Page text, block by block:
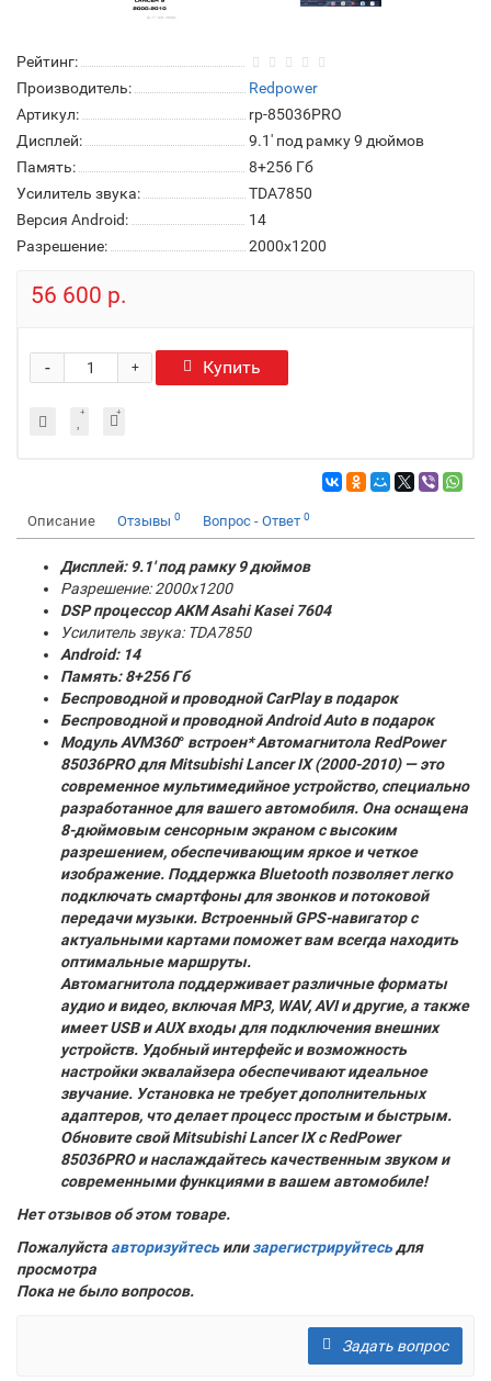
Рейтинг:
Производитель:
Redpower
Артикул:
rp-85036PRO
Дисплей:
9.1' под рамку 9 дюймов
Память:
8+256 Гб
Усилитель звука:
TDA7850
Версия Android:
14
Разрешение:
2000x1200
56 600 р.
+
- Купить
Описание Отзывы 0 Вопрос - Ответ 0
Дисплей: 9.1' под рамку 9 дюймов
Разрешение: 2000x1200
DSP процессор AKM Asahi Kasei 7604
Усилитель звука: TDA7850
Android: 14
Память:8+256 Гб
Беспроводной и проводной CarPlay в подарок
Беспроводной и проводной Android Auto в подарок
Модуль AVM360° встроен* Автомагнитола RedPower
85036PRO для Mitsubishi Lancer IX (2000-2010) — это
современное мультимедийное устройство, специально
разработанное для вашего автомобиля. Она оснащена
8-дюймовым сенсорным экраном с высоким
разрешением, обеспечивающим яркое и четкое
изображение. Поддержка Bluetooth позволяет легко
подключать смартфоны для звонков и потоковой
передачи музыки. Встроенный GPS-навигатор с
актуальными картами поможет вам всегда находить
оптимальные маршруты.
Автомагнитола поддерживает различные форматы
аудио и видео, включая MP3, WAV, AVI и другие, а также
имеет USB и AUX входы для подключения внешних
устройств. Удобный интерфейс и возможность
настройки эквалайзера обеспечивают идеальное
звучание. Установка не требует дополнительных
адаптеров, что делает процесс простым и быстрым.
Обновите свой Mitsubishi Lancer IX с RedPower
85036PRO и наслаждайтесь качественным звуком и
современными функциями в вашем автомобиле!
Нет отзывов об этом товаре.
Пожалуйста авторизуйтесьилизарегистрируйтесьдля
просмотра
Пока не было вопросов.
Задать вопрос